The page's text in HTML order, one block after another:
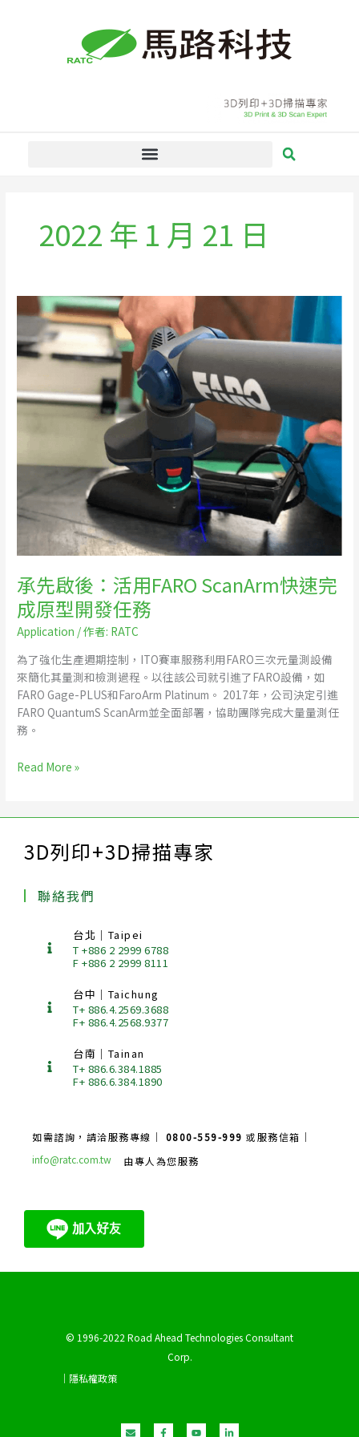
2022 年 1 月 21 日
承先啟後：活用FARO ScanArm快速完
成原型開發任務
Application / 作者: RATC
為了強化生產週期控制，ITO賽車服務利用FARO三次元量測設備
來簡化其量測和檢測過程。以往該公司就引進了FARO設備，如
FARO Gage-PLUS和FaroArm Platinum。 2017年，公司決定引進
FARO QuantumS ScanArm並全面部署，協助團隊完成大量量測任
務。
先
啟
後：
用
FARO
速
成
原
任
務
Read More »
3D列印+3D掃描專家
聯絡我們
台北｜Taipei
T +886 2 2999 6788
F +886 2 2999 8111
台中｜Taichung
T+ 886.4.2569.3688
F+ 886.4.2568.9377
台南｜Tainan
T+ 886.6.384.1885
F+ 886.6.384.1890
如需諮詢，請洽服務專線｜ 0800-559-999 或服務信箱｜
info@ratc.com.tw
由專人為您服務
© 1996-2022 Road Ahead Technologies Consultant
Corp.
｜隱私權政策
n
v
a
c
o
u
i
n